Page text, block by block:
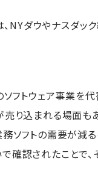
ダウやナスダッ
フトウェア事業を
り込まれる場面も
ソフトの需要が減
確認されたことで、